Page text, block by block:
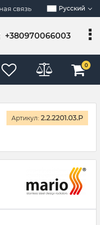
связь Русский
+380970066003
0
Артикул: 2.2.2201.03.P